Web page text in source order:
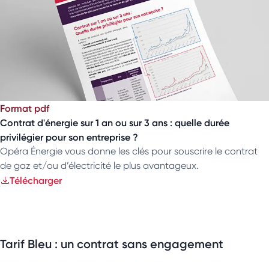
Format pdf
Contrat d'énergie sur 1 an ou sur 3 ans : quelle durée
privilégier pour son entreprise ?
Opéra Énergie vous donne les clés pour souscrire le contrat
de gaz et/ou d’électricité le plus avantageux.
Télécharger
Tarif Bleu : un contrat sans engagement